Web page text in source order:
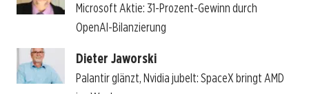
Microsoft Aktie: 31-Prozent-Gewinn durch
OpenAI-Bilanzierung
Dieter Jaworski
Palantir glänzt, Nvidia jubelt: SpaceX bringt AMD